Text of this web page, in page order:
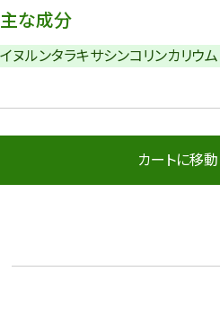
主な成分
イヌルンタラキサシンコリンカリウム
カートに移動